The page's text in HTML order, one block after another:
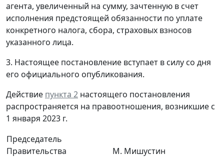
агента, увеличенный на сумму, зачтенную в счет
исполнения предстоящей обязанности по уплате
конкретного налога, сбора, страховых взносов
указанного лица.
3. Настоящее постановление вступает в силу со дня
его официального опубликования.
Действие пункта 2 настоящего постановления
распространяется на правоотношения, возникшие с
1 января 2023 г.
Председатель
Правительства
М. Мишустин